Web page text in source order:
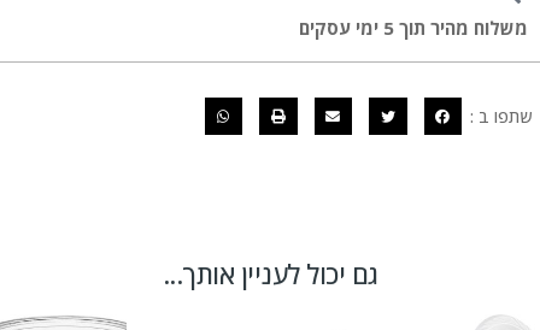
משלוח מהיר תוך 5 ימי עסקים
שתפו ב :
גם יכול לעניין אותך...